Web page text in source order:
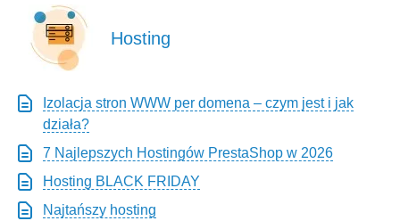
Hosting
Izolacja stron WWW per domena – czym jest i jak
działa?
7 Najlepszych Hostingów PrestaShop w 2026
Hosting BLACK FRIDAY
Najtańszy hosting